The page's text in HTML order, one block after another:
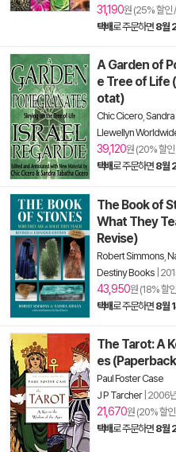
31,190원 (25% 할인
택배로 주문하면 8월
A Garden of
e Tree of Life
otat)
Chic Cicero
Llewellyn
39,120원 (20% 할인
택배로 주문하면 8월
The Book of
What They
Revise)
Robert Simmons
Destiny Books
43,950원 (18% 할
택배로 주문하면 8월
The Tarot: A
es
Paul Foster Case
J P Tarcher 2006
21,670원 (20% 할
택배로 주문하면 8월